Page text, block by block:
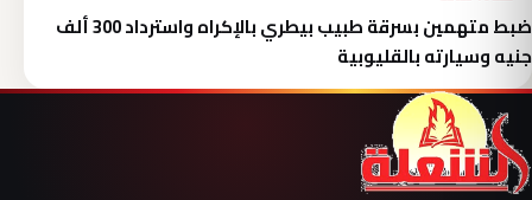
ضبط متهمين بسرقة طبيب بيطري بالإكراه واسترداد 300 ألف
جنيه وسيارته بالقليوبية